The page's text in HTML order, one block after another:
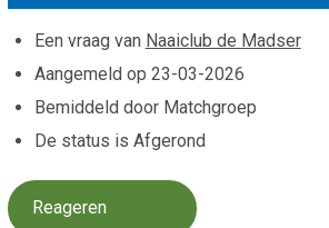
Een vraag van Naaiclub de Madser
Aangemeld op 23-03-2026
Bemiddeld door Matchgroep
De status is Afgerond
Reageren